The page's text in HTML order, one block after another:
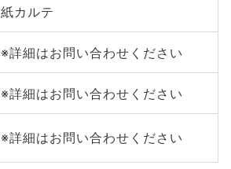
紙カルテ
※詳細はお問い合わせください
※詳細はお問い合わせください
※詳細はお問い合わせください